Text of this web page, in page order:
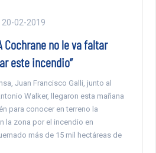
20-02-2019
Cochrane no le va faltar
este incendio”
Juan Francisco Galli, junto al
Walker, llegaron esta mañana
para conocer en terreno la
la zona por el incendio en
más de 15 mil hectáreas de